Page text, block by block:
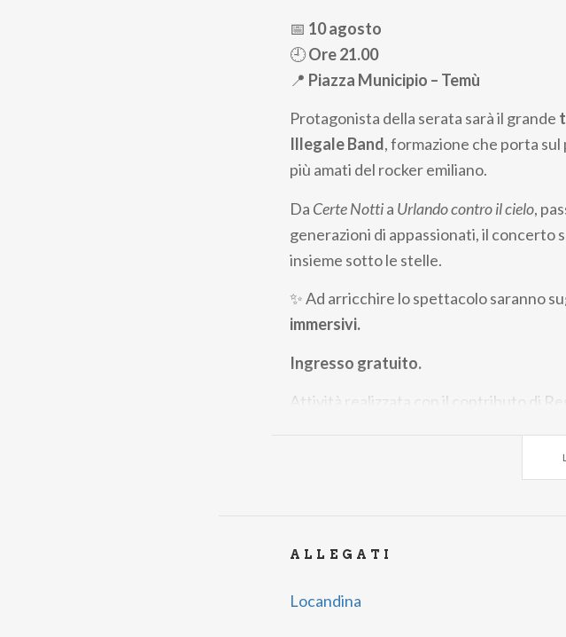
📅 10 agosto
🕘Ore 21.00
📍 Piazza Municipio – Temù
Protagonista della serata sarà il grande
Illegale Band, formazione che porta
più amati del rocker emiliano.
Da Certe Nottia Urlando contro il cielo,
generazioni di appassionati, il concerto
insieme sotto le stelle.
✨ Ad arricchire lo spettacolo saranno
immersivi.
Ingresso gratuito.
Attività realizzata con il contributo di
ALLEGATI
Locandina